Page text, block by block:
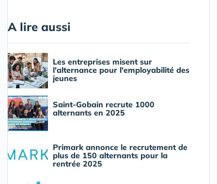
A lire aussi
Les entreprises misent sur
l'alternance pour l'employabilité des
jeunes
Saint-Gobain recrute 1000
alternants en 2025
Primark annonce le recrutement de
plus de 150 alternants pour la
rentrée 2025